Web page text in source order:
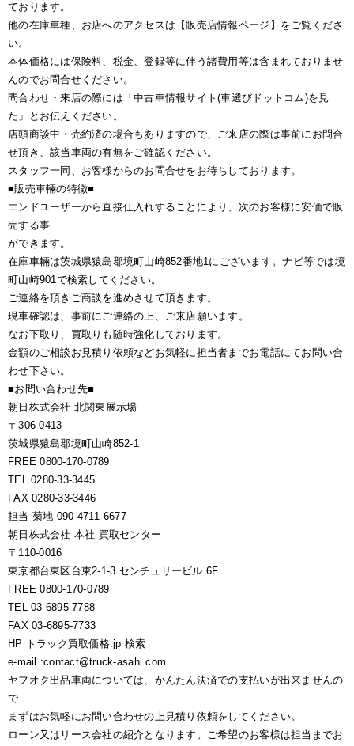
ております。
他の在庫車種、お店へのアクセスは【販売店情報ページ】をご覧くださ
い。
本体価格には保険料、税金、登録等に伴う諸費用等は含まれておりませ
んのでお問合せください。
問合わせ・来店の際には「中古車情報サイト(車選びドットコム)を見
た」とお伝えください。
店頭商談中・売約済の場合もありますので、ご来店の際は事前にお問合
せ頂き、該当車両の有無をご確認ください。
スタッフ一同、お客様からのお問合せをお待ちしております。
■販売車輛の特徴■
エンドユーザーから直接仕入れすることにより、次のお客様に安価で販
売する事
ができます。
在庫車輛は茨城県猿島郡境町山崎852番地1にございます。ナビ等では境
町山崎901で検索してください。
ご連絡を頂きご商談を進めさせて頂きます。
現車確認は、事前にご連絡の上、ご来店願います。
なお下取り、買取りも随時強化しております。
金額のご相談お見積り依頼などお気軽に担当者までお電話にてお問い合
わせ下さい。
■お問い合わせ先■
朝日株式会社 北関東展示場
〒306-0413
茨城県猿島郡境町山崎852-1
FREE 0800-170-0789
TEL 0280-33-3445
FAX 0280-33-3446
担当 菊地 090-4711-6677
朝日株式会社 本社 買取センター
〒110-0016
東京都台東区台東2-1-3 センチュリービル 6F
FREE 0800-170-0789
TEL 03-6895-7788
FAX 03-6895-7733
HP トラック買取価格.jp 検索
e-mail :contact@truck-asahi.com
ヤフオク出品車両については、かんたん決済での支払いが出来ませんの
で
まずはお気軽にお問い合わせの上見積り依頼をしてください。
ローン又はリース会社の紹介となります。ご希望のお客様は担当までお